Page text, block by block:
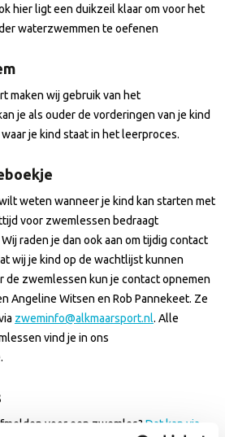
hier ligt een duikzeil klaar om voor het
waterzwemmen te oefenen
maken wij gebruik van het
je als ouder de vorderingen van je kind
je kind staat in het leerproces.
weten wanneer je kind kan starten met
voor zwemlessen bedraagt
raden je dan ook aan om tijdig contact
wij je kind op de wachtlijst kunnen
de zwemlessen kun je contact opnemen
Angeline Witsen en Rob Pannekeet. Ze
zweminfo@alkmaarsport.nl. Alle
vind je in ons
voor een zwemles? Dat kan via